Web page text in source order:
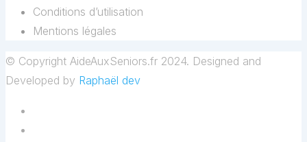
Conditions d’utilisation
Mentions légales
© Copyright AideAuxSeniors.fr 2024. Designed and
Developed by Raphaël dev